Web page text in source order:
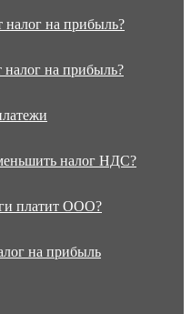
налог на прибыль?
на прибыль?
налог НДС?
платит ООО?
на прибыль